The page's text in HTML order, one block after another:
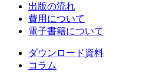
出版の流れ
費用について
電子書籍について
ダウンロード資料
コラム